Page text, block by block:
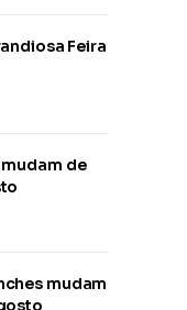
Feira
de
mudam